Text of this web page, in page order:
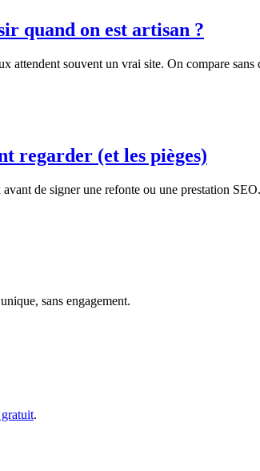
quand on est artisan ?
attendent souvent un vrai site. On compare sans
regarder (et les pièges)
de signer une refonte ou une prestation SEO.
sans engagement.
.